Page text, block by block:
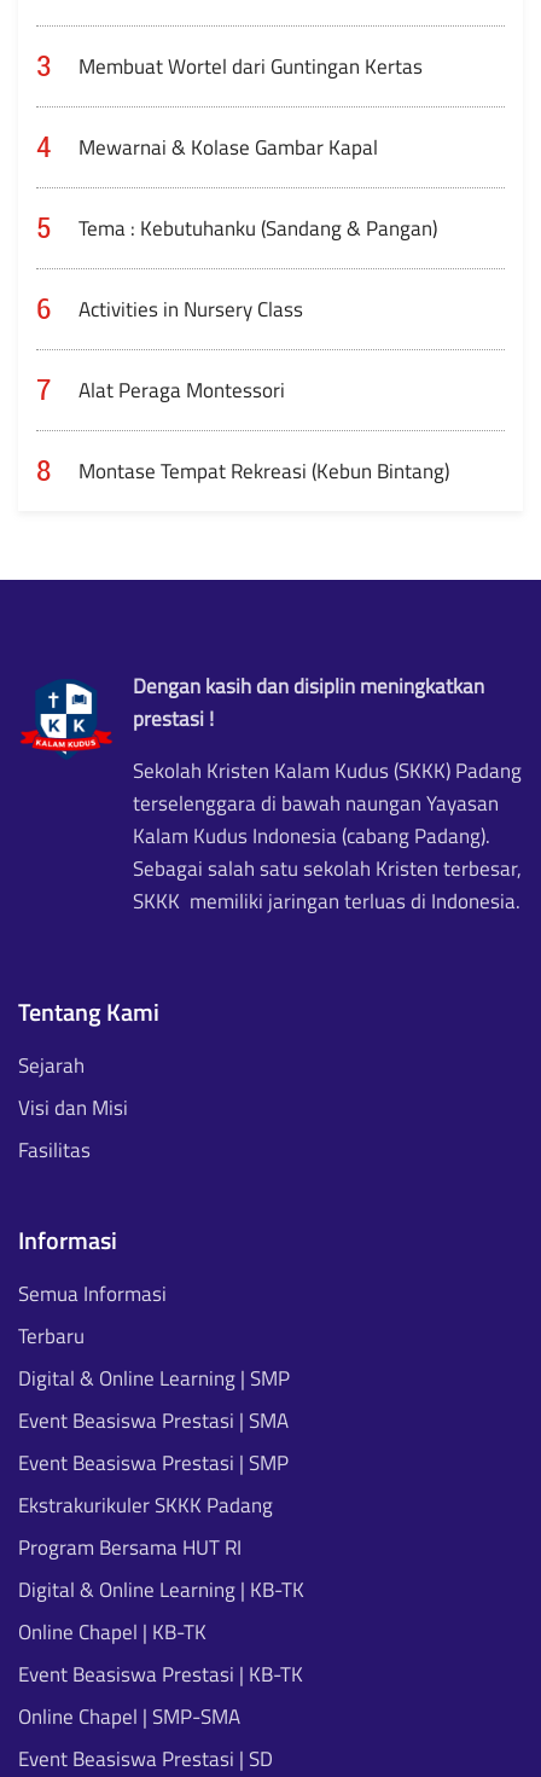
3 Membuat Wortel dari Guntingan Kertas
4 Mewarnai & Kolase Gambar Kapal
5 Tema : Kebutuhanku (Sandang & Pangan)
6 Activities in Nursery Class
7 Alat Peraga Montessori
8 Montase Tempat Rekreasi (Kebun Bintang)
Dengan kasih dan disiplin meningkatkan
prestasi !
Sekolah Kristen Kalam Kudus (SKKK) Padang
terselenggara di bawah naungan Yayasan
Kalam Kudus Indonesia (cabang Padang).
Sebagai salah satu sekolah Kristen terbesar,
SKKK memiliki jaringan terluas di Indonesia.
Tentang Kami
Sejarah
Visi dan Misi
Fasilitas
Informasi
Semua Informasi
Terbaru
Digital & Online Learning | SMP
Event Beasiswa Prestasi | SMA
Event Beasiswa Prestasi | SMP
Ekstrakurikuler SKKK Padang
Program Bersama HUT RI
Digital & Online Learning | KB-TK
Online Chapel | KB-TK
Event Beasiswa Prestasi | KB-TK
Online Chapel | SMP-SMA
Event Beasiswa Prestasi | SD